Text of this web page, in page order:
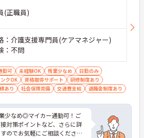
(正職員)
介護支援専門員(ケアマネジャー)
：不問
勤可 未経験OK 残業少なめ
日勤のみ
クOK 資格取得サポート
研修制度あり
あり
社会保険完備 交通費支給 退職金制度あり
少なめ◎マイカー通勤可！ご
対策ポイントなど、さらに詳
のでお気軽にご相談くださ